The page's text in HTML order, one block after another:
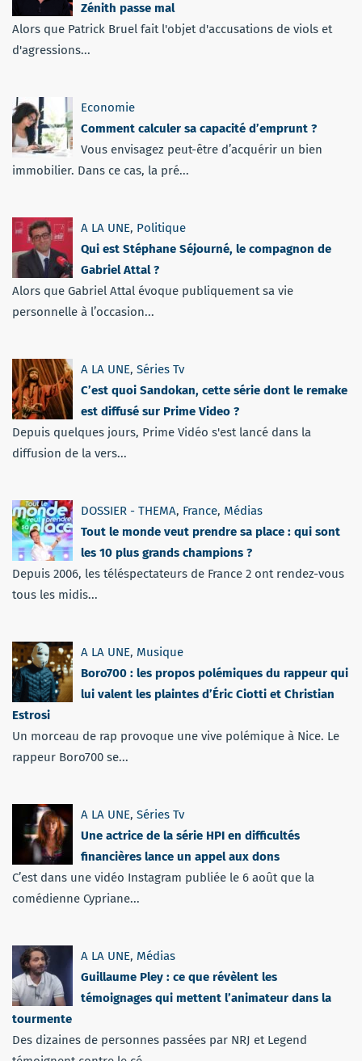
Zénith passe mal
Alors que Patrick Bruel fait l'objet d'accusations de viols et
d'agressions...
Economie
Comment calculer sa capacité d’emprunt ?
Vous envisagez peut-être d’acquérir un bien
immobilier. Dans ce cas, la pré...
A LA UNE, Politique
Qui est Stéphane Séjourné, le compagnon de
Gabriel Attal ?
Alors que Gabriel Attal évoque publiquement sa vie
personnelle à l’occasion...
A LA UNE, Séries Tv
C’est quoi Sandokan, cette série dont le remake
est diffusé sur Prime Video ?
Depuis quelques jours, Prime Vidéo s'est lancé dans la
diffusion de la vers...
DOSSIER - THEMA, France, Médias
Tout le monde veut prendre sa place : qui sont
les 10 plus grands champions ?
Depuis 2006, les téléspectateurs de France 2 ont rendez-vous
tous les midis...
A LA UNE, Musique
Boro700 : les propos polémiques du rappeur qui
lui valent les plaintes d’Éric Ciotti et Christian
Estrosi
Un morceau de rap provoque une vive polémique à Nice. Le
rappeur Boro700 se...
A LA UNE, Séries Tv
Une actrice de la série HPI en difficultés
financières lance un appel aux dons
C’est dans une vidéo Instagram publiée le 6 août que la
comédienne Cypriane...
A LA UNE, Médias
Guillaume Pley : ce que révèlent les
témoignages qui mettent l’animateur dans la
tourmente
Des dizaines de personnes passées par NRJ et Legend